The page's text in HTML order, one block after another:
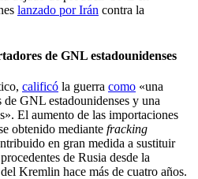
lanzado por Irán contra la
de GNL estadounidenses
calificó la guerra como «una
GNL estadounidenses y una
El aumento de las importaciones
obtenido mediante fracking
en gran medida a sustituir
de Rusia desde la
Kremlin hace más de cuatro años.